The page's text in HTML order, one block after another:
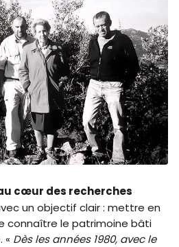
cœur des recherches
un objectif clair : mettre en
connaître le patrimoine bâti
« Dès les années 1980, avec le